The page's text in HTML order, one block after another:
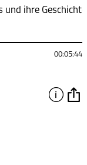
und ihre
00:05:44